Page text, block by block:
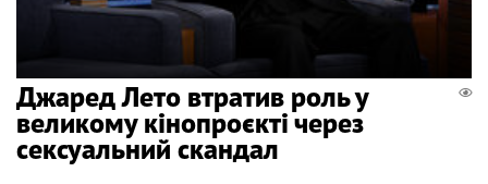
Джаред Лето втратив роль у
великому кінопроєкті через
сексуальний скандал